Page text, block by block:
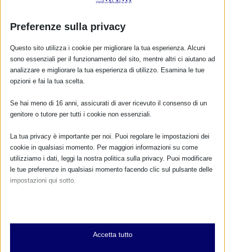
CALENDARIO EVENTI
Non ci sono eventi
FARMACI IN ALLATTAMENTO E
GRAVIDANZA
800.883300
Preferenze sulla privacy
Questo sito utilizza i cookie per migliorare la tua esperienza. Alcuni
sono essenziali per il funzionamento del sito, mentre altri ci aiutano ad
analizzare e migliorare la tua esperienza di utilizzo. Esamina le tue
opzioni e fai la tua scelta.
Se hai meno di 16 anni, assicurati di aver ricevuto il consenso di un
genitore o tutore per tutti i cookie non essenziali.
La tua privacy è importante per noi. Puoi regolare le impostazioni dei
cookie in qualsiasi momento. Per maggiori informazioni su come
utilizziamo i dati, leggi la nostra politica sulla privacy. Puoi modificare
le tue preferenze in qualsiasi momento facendo clic sul pulsante delle
impostazioni qui sotto.
Essenziali
I cookie e i servizi essenziali abilitano le funzioni di base e sono
Accetta tutto